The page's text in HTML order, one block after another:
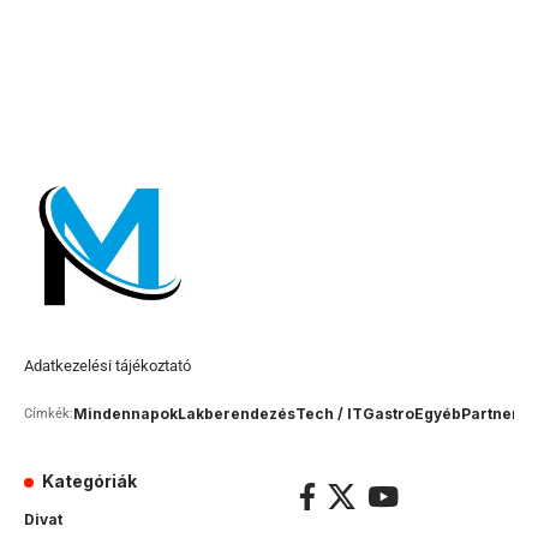
Adatkezelési tájékoztató
Címkék:MindennapokLakberendezésTech / ITGastroEgyébPartner
Kategóriák
Divat